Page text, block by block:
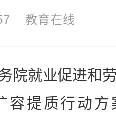
教育在线
就业促进和劳
容提质行动